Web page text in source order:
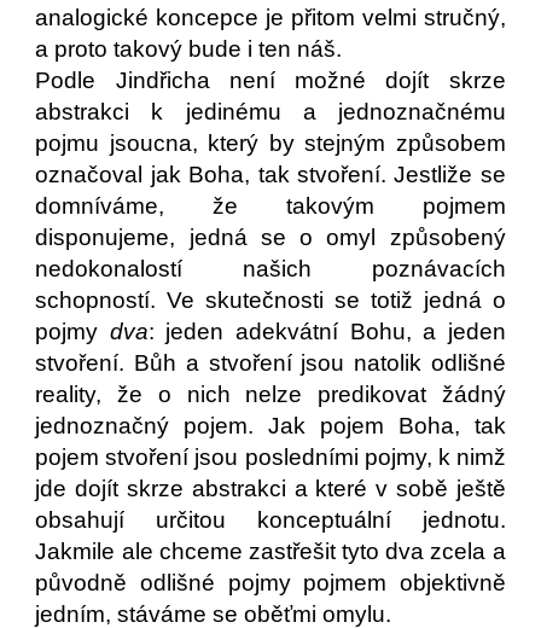
analogické koncepce je přitom velmi stručný,
a proto takový bude i ten náš.
Podle Jindřicha není možné dojít skrze
abstrakci k jedinému a jednoznačnému
pojmu jsoucna, který by stejným způsobem
označoval jak Boha, tak stvoření. Jestliže se
domníváme, že takovým pojmem
disponujeme, jedná se o omyl způsobený
nedokonalostí našich poznávacích
schopností. Ve skutečnosti se totiž jedná o
pojmy dva: jeden adekvátní Bohu, a jeden
stvoření. Bůh a stvoření jsou natolik odlišné
reality, že o nich nelze predikovat žádný
jednoznačný pojem. Jak pojem Boha, tak
pojem stvoření jsou posledními pojmy, k nimž
jde dojít skrze abstrakci a které v sobě ještě
obsahují určitou konceptuální jednotu.
Jakmile ale chceme zastřešit tyto dva zcela a
původně odlišné pojmy pojmem objektivně
jedním, stáváme se oběťmi omylu.